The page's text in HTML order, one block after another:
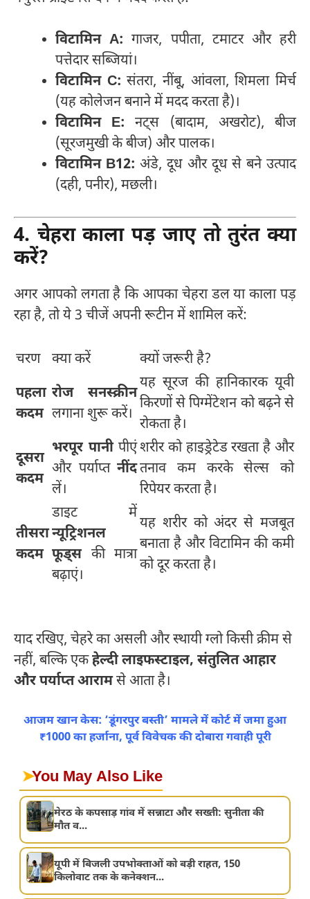
विटामिन A: गाजर, पपीता, टमाटर और हरी
पत्तेदार सब्जियां।
विटामिन C: संतरा, नींबू, आंवला, शिमला मिर्च
(यह कोलेजन बनाने में मदद करता है)।
विटामिन E: नट्स (बादाम, अखरोट), बीज
(सूरजमुखी के बीज) और पालक।
विटामिन B12: अंडे, दूध और दूध से बने उत्पाद
(दही, पनीर), मछली।
4. चेहरा काला पड़ जाए तो तुरंत क्या
करें?
अगर आपको लगता है कि आपका चेहरा डल या काला पड़
रहा है, तो ये 3 चीजें अपनी रूटीन में शामिल करें:
चरण क्या करें
क्यों जरूरी है?
पहला
कदम
रोज सनस्क्रीन
लगाना शुरू करें।
यह सूरज की हानिकारक यूवी
किरणों से पिग्मेंटेशन को बढ़ने से
रोकता है।
दूसरा
कदम
भरपूर पानीपीएं
और पर्याप्त नींद
लें।
शरीर को हाइड्रेटेड रखता है और
तनाव कम करके सेल्स को
रिपेयर करता है।
तीसरा
कदम
डाइट में
न्यूट्रिशनल
फूड्सकी मात्रा
बढ़ाएं।
यह शरीर को अंदर से मजबूत
बनाता है और विटामिन की कमी
को दूर करता है।
याद रखिए, चेहरे का असली और स्थायी ग्लो किसी क्रीम से
नहीं, बल्कि एकहेल्दी लाइफस्टाइल, संतुलित आहार
और पर्याप्त आरामसे आता है।
आजम खान केस: ‘डूंगरपुर बस्ती’ मामले में कोर्ट में जमा हुआ
₹1000 का हर्जाना, पूर्व विवेचक की दोबारा गवाही पूरी
➤You May Also Like
मेरठ के कपसाड़ गांव में सन्नाटा और सख्ती: सुनीता की
मौत व...
यूपी में बिजली उपभोक्ताओं को बड़ी राहत, 150
किलोवाट तक के कनेक्शन...